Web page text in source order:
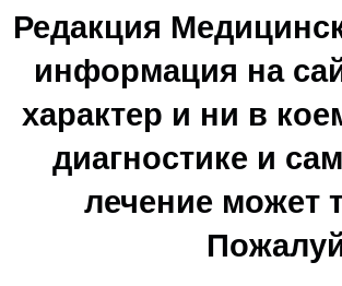
Редакция
информация на
характер и ни в
диагностике и
лечение может